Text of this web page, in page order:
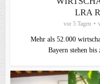
LRA
vor 5 Tagen
Mehr als 52.000
Bayern stehen bis